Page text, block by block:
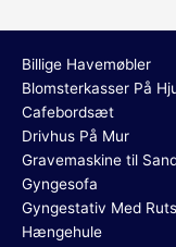
Billige Havemøbler
Blomsterkasser På
Cafebordsæt
Drivhus På Mur
Gravemaskine til
Gyngesofa
Gyngestativ Med
Hængehule